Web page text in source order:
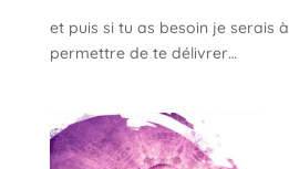
et puis si tu as besoin je serais
permettre de te délivrer…